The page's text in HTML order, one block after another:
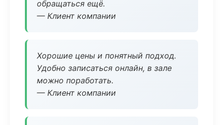
обращаться ещё.
— Клиент компании
Хорошие цены и понятный подход.
Удобно записаться онлайн, в зале
можно поработать.
— Клиент компании